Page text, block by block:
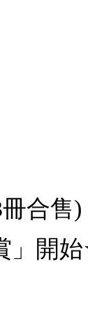
合
」開